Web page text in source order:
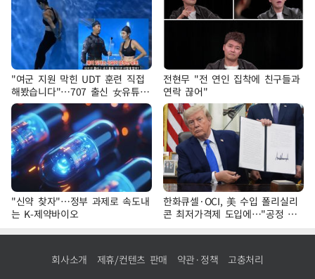
"여군 지원 막힌 UDT 훈련 직접
해봤습니다"…707 출신 女유튜버
'완벽 소화'
전현무 "전 연인 집착에 친구들과
연락 끊어"
"신약 찾자"…정부 과제로 속도내
는 K-제약바이오
한화큐셀·OCI, 美 수입 폴리실리
콘 최저가격제 도입에…"공정 경
쟁·수익성 개선 환영"
회사소개 제휴/컨텐츠 판매 약관·정책 고충처리